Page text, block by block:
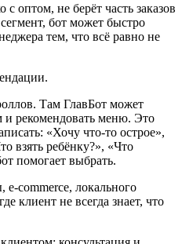
оптом, не берёт часть заказов
бот может быстро
тем, что всё равно не
Там ГлавБот может
и рекомендовать меню. Это
«Хочу что-то острое»,
взять ребёнку?», «Что
помогает выбрать.
commerce, локального
клиент не всегда знает, что